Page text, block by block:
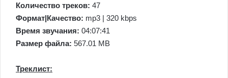
Количество треков: 47
Формат|Качество: mp3 | 320 kbps
Время звучания: 04:07:41
Размер файла: 567.01 MB
Треклист: